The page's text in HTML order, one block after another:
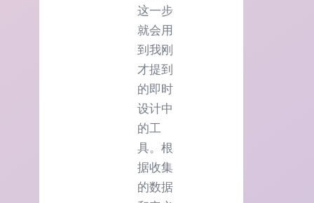
这一步
就会用
到我刚
才提到
的即时
设计中
的工
具。根
据收集
的数据